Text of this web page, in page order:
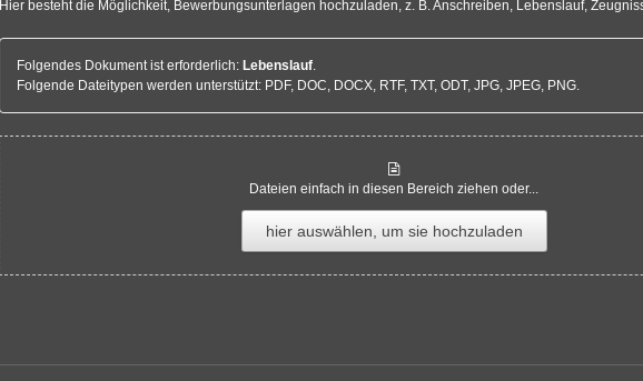
Hier besteht die Möglichkeit, Bewerbungsunterlagen hochzuladen, z. B. Anschreiben, Lebenslauf,
Folgendes Dokument ist erforderlich: Lebenslauf.
Folgende Dateitypen werden unterstützt: PDF, DOC, DOCX, RTF, TXT, ODT, JPG, JPEG, PNG.
Dateien einfach in diesen Bereich ziehen oder...
hier auswählen, um sie hochzuladen